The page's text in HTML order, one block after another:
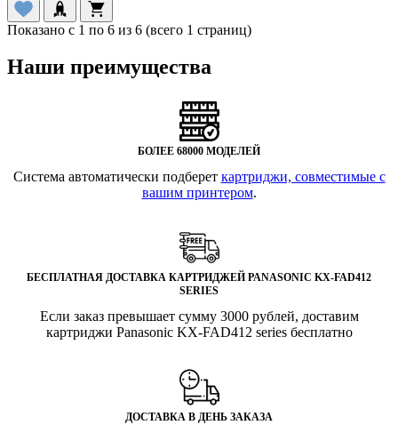
Показано с 1 по 6 из 6 (всего 1 страниц)
Наши преимущества
БОЛЕЕ 68000 МОДЕЛЕЙ
Система автоматически подберет картриджи, совместимые с
вашим принтером.
БЕСПЛАТНАЯ ДОСТАВКА КАРТРИДЖЕЙ PANASONIC KX-FAD412
SERIES
Если заказ превышает сумму 3000 рублей, доставим
картриджи Panasonic KX-FAD412 series бесплатно
ДОСТАВКА В ДЕНЬ ЗАКАЗА